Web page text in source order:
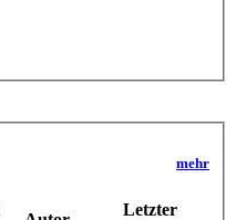
mehr
Letzter